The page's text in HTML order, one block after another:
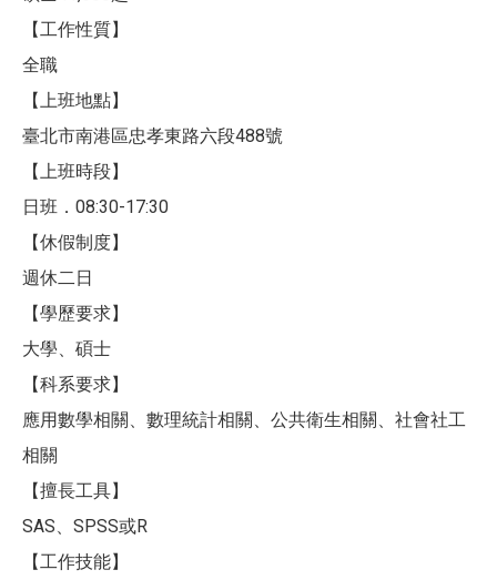
【工作性質】
全職
【上班地點】
臺北市南港區忠孝東路六段488號
【上班時段】
日班．08:30-17:30
【休假制度】
週休二日
【學歷要求】
大學、碩士
【科系要求】
應用數學相關、數理統計相關、公共衛生相關、社會社工
相關
【擅長工具】
SAS、SPSS或R
【工作技能】